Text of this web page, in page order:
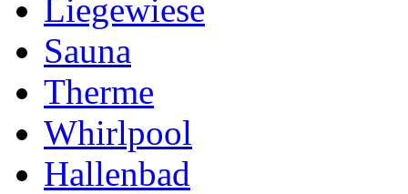
Liegewiese
Sauna
Therme
Whirlpool
Hallenbad